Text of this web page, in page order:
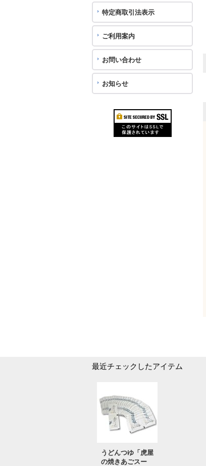
特定商取引法表示
ご利用案内
お問い合わせ
お知らせ
最近チェックしたアイテム
うどんつゆ「虎屋
の焼きあごスー